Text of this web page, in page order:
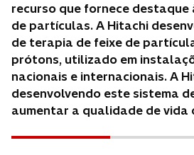
recurso que fornece
de partículas. A Hitachi
de terapia de feixe de
prótons, utilizado em
nacionais e internacionais. A
desenvolvendo este sistema
aumentar a qualidade de vida